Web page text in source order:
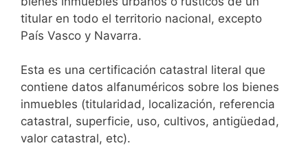
titular en todo el territorio nacional, excepto
País Vasco y Navarra.
Esta es una certificación catastral literal que
contiene datos alfanuméricos sobre los bienes
inmuebles (titularidad, localización, referencia
catastral, superficie, uso, cultivos, antigüedad,
valor catastral, etc).